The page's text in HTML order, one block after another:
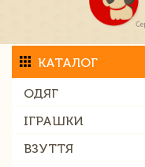
КАТАЛОГ
ОДЯГ
ІГРАШКИ
ВЗУТТЯ